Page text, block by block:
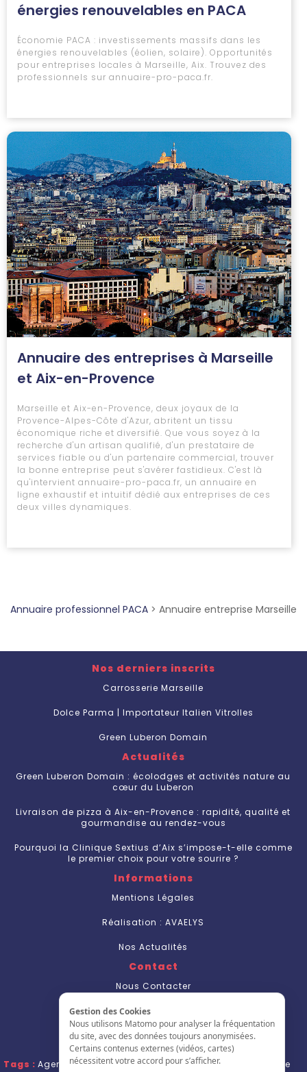
Gestion des Cookies
Nous utilisons Matomo pour analyser la fréquentation
du site, avec des données toujours anonymisées.
Certains contenus externes (vidéos, cartes)
nécessitent votre accord pour s’afficher.
énergies renouvelables en PACA
Économie PACA : investissements massifs dans les
énergies renouvelables (éolien, solaire). Opportunités
pour entreprises locales à Marseille, Aix. Trouvez des
professionnels sur annuaire-pro-paca.fr.
Annuaire des entreprises à Marseille
et Aix-en-Provence
Marseille et Aix-en-Provence, deux joyaux de la
Provence-Alpes-Côte d'Azur, abritent un tissu
économique riche et diversifié. Que vous soyez à la
recherche d'un artisan qualifié, d'un prestataire de
services fiable ou d'un partenaire commercial, trouver
la bonne entreprise peut s'avérer fastidieux. C'est là
qu'intervient annuaire-pro-paca.fr, un annuaire en
ligne exhaustif et intuitif dédié aux entreprises de ces
deux villes dynamiques.
Annuaire professionnel PACA > Annuaire entreprise Marseille
Nos derniers inscrits
Carrosserie Marseille
Dolce Parma | Importateur Italien Vitrolles
Green Luberon Domain
Actualités
Green Luberon Domain : écolodges et activités nature au
cœur du Luberon
Livraison de pizza à Aix-en-Provence : rapidité, qualité et
gourmandise au rendez-vous
Pourquoi la Clinique Sextius d’Aix s’impose-t-elle comme
le premier choix pour votre sourire ?
Informations
Mentions Légales
Réalisation : AVAELYS
Nos Actualités
Contact
Nous Contacter
S'inscrire
L'annuaire
Tags : Agence de communication Aix en Provence
Agence